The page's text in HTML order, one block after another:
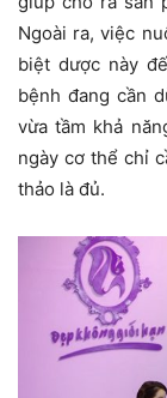
Ngoài ra, việc
biệt dược này
bệnh đang cần
vừa tầm khả
ngày cơ thể chỉ
thảo là đủ.